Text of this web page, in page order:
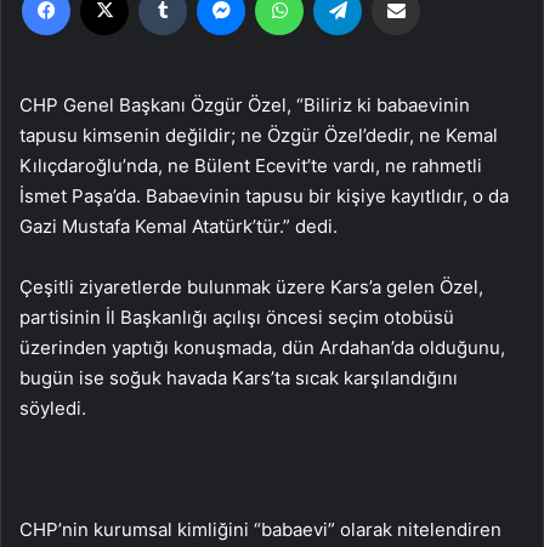
CHP Genel Başkanı Özgür Özel, “Biliriz ki babaevinin
tapusu kimsenin değildir; ne Özgür Özel’dedir, ne Kemal
Kılıçdaroğlu’nda, ne Bülent Ecevit’te vardı, ne rahmetli
İsmet Paşa’da. Babaevinin tapusu bir kişiye kayıtlıdır, o da
Gazi Mustafa Kemal Atatürk’tür.” dedi.
Çeşitli ziyaretlerde bulunmak üzere Kars’a gelen Özel,
partisinin İl Başkanlığı açılışı öncesi seçim otobüsü
üzerinden yaptığı konuşmada, dün Ardahan’da olduğunu,
bugün ise soğuk havada Kars’ta sıcak karşılandığını
söyledi.
CHP’nin kurumsal kimliğini “babaevi” olarak nitelendiren